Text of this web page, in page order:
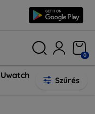
0
Szűrés